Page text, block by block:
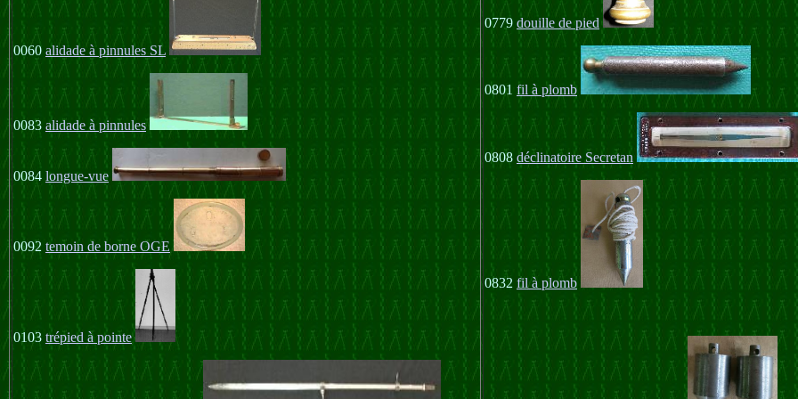
0060 alidade à pinnules SL
0083 alidade à pinnules
0084 longue-vue
0092 temoin de borne OGE
0103 trépied à pointe
0779 douille de pied
0801 fil à plomb
0808 déclinatoire Secretan
0832 fil à plomb